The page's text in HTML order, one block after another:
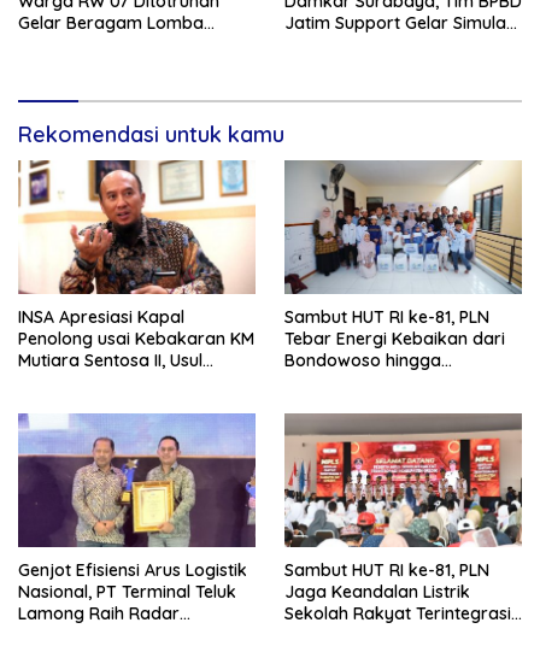
Gelar Beragam Lomba
Jatim Support Gelar Simulasi
Rekomendasi untuk kamu
INSA Apresiasi Kapal
Penolong usai Kebakaran KM
Mutiara Sentosa II, Usul
Sambut HUT RI ke-81, PLN
Tebar Energi Kebaikan dari
Bondowoso hingga
Genjot Efisiensi Arus Logistik
Nasional, PT Terminal Teluk
Lamong Raih Radar
Sambut HUT RI ke-81, PLN
Jaga Keandalan Listrik
Sekolah Rakyat Terintegrasi 1